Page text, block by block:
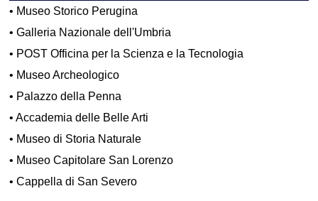
• Museo Storico Perugina
•Galleria Nazionale dell'Umbria
• POST Officina per la Scienza e la Tecnologia
• Museo Archeologico
• Palazzo della Penna
•Accademia delle Belle Arti
• Museo di Storia Naturale
• Museo Capitolare San Lorenzo
•Cappella di San Severo